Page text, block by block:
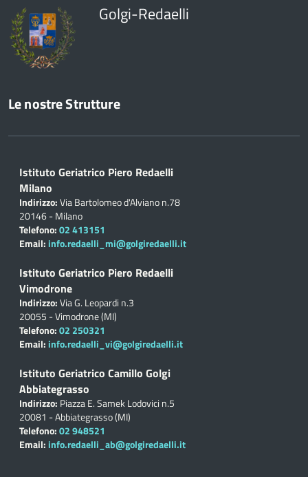
Golgi-Redaelli
Le nostre Strutture
Istituto Geriatrico Piero Redaelli
Milano
Indirizzo:Via Bartolomeo d'Alviano n.78
20146 - Milano
Telefono:02 413151
Email: info.redaelli_mi@golgiredaelli.it
Istituto Geriatrico Piero Redaelli
Vimodrone
Indirizzo:Via G. Leopardi n.3
20055 - Vimodrone (MI)
Telefono:02 250321
Email: info.redaelli_vi@golgiredaelli.it
Istituto Geriatrico Camillo Golgi
Abbiategrasso
Indirizzo: Piazza E. Samek Lodovici n.5
20081 - Abbiategrasso (MI)
Telefono:02 948521
Email: info.redaelli_ab@golgiredaelli.it